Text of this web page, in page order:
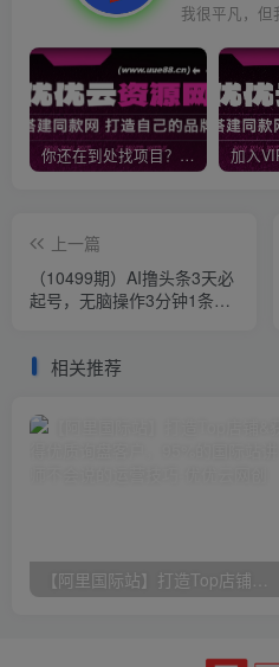
我很平凡，但
你还在到处找项目？还在当韭菜？我靠网创资源站一个月收入5万+，曾经我也是个失败者。
上一篇
（10499期）AI撸头条3天必
起号，无脑操作3分钟1条，
相关推荐